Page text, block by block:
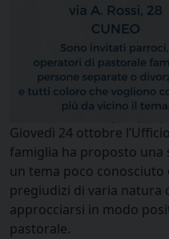
Giovedì 24 ottobre
famiglia ha proposto
un tema poco
pregiudizi di varia natura
approcciarsi in modo
pastorale.